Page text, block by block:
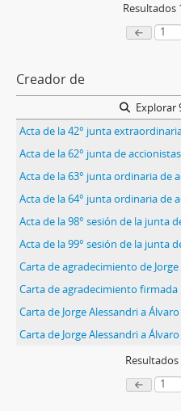
Resultados
Creador de
Explorar
Acta de la 42° junta
Carta de Jorge Alessandri a
Carta de Jorge Alessandri a
Resultados